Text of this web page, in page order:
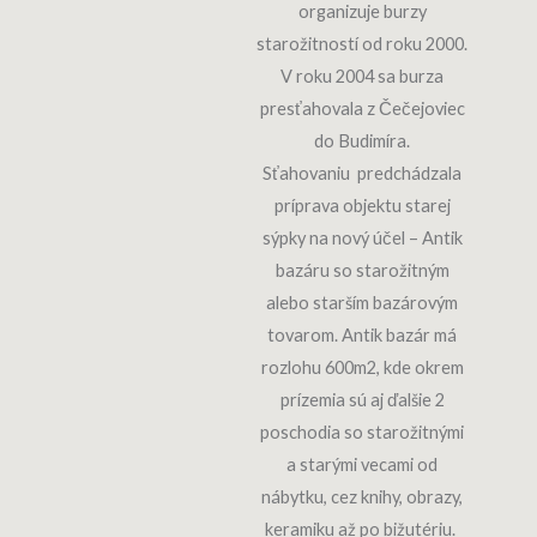
organizuje burzy
starožitností od roku 2000.
V roku 2004 sa burza
presťahovala z Čečejoviec
do Budimíra.
Sťahovaniu predchádzala
príprava objektu starej
sýpky na nový účel – Antik
bazáru so starožitným
alebo starším bazárovým
tovarom. Antik bazár má
rozlohu 600m2, kde okrem
prízemia sú aj ďalšie 2
poschodia so starožitnými
a starými vecami od
nábytku, cez knihy, obrazy,
keramiku až po bižutériu.